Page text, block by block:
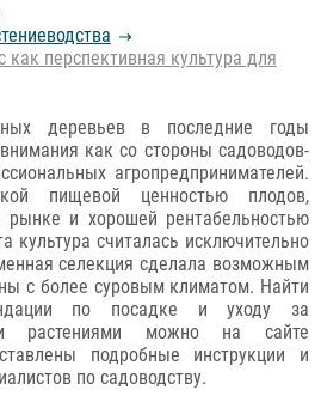
перспективная культура для
деревьев в последние годы
как со стороны садоводов-
агропредпринимателей.
пищевой ценностью плодов,
и хорошей рентабельностью
культура считалась исключительно
селекция сделала возможным
с более суровым климатом. Найти
по посадке и уходу за
растениями можно на сайте
подробные инструкции и
по садоводству.